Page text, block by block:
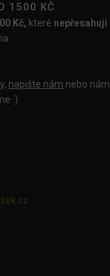
1500 KČ
Kč, které nepřesahují
napište nám nebo nám
:)